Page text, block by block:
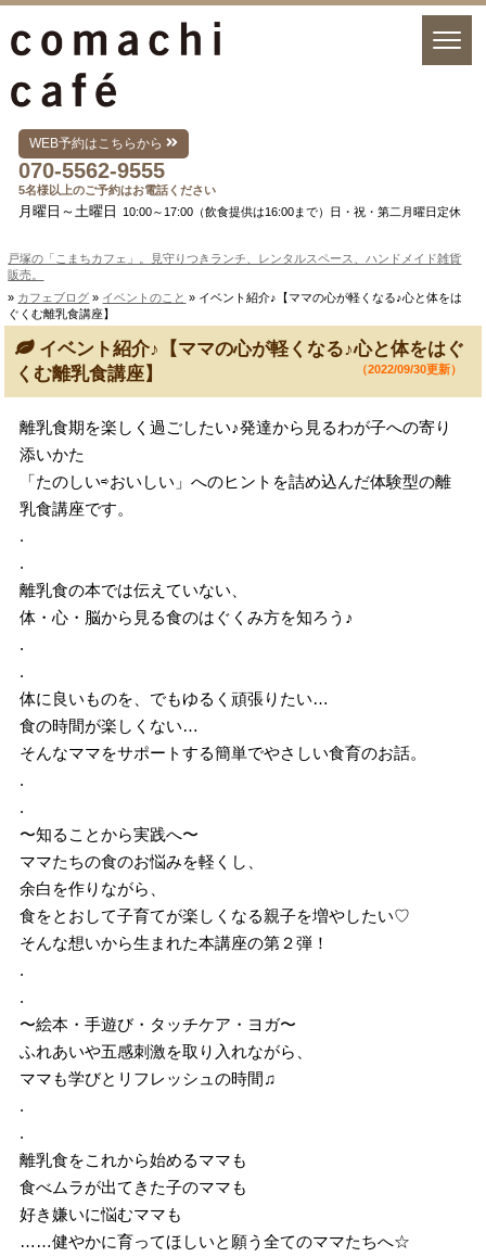
WEB予約はこちらから
070-5562-9555
5名様以上のご予約はお電話ください
月曜日～土曜日 10:00～17:00（飲食提供は16:00まで）日・祝・第二月曜日定休
戸塚の「こまちカフェ」。見守りつきランチ、レンタルスペース、ハンドメイド雑貨
販売。
» カフェブログ » イベントのこと » イベント紹介♪【ママの心が軽くなる♪心と体をは
ぐくむ離乳食講座】
イベント紹介♪【ママの心が軽くなる♪心と体をはぐ
くむ離乳食講座】
（2022/09/30更新）
離乳食期を楽しく過ごしたい♪発達から見るわが子への寄り
添いかた
「たのしい⇨おいしい」へのヒントを詰め込んだ体験型の離
乳食講座です。
.
.
離乳食の本では伝えていない、
体・心・脳から見る食のはぐくみ方を知ろう♪
.
.
体に良いものを、でもゆるく頑張りたい…
食の時間が楽しくない…
そんなママをサポートする簡単でやさしい食育のお話。
.
.
〜知ることから実践へ〜
ママたちの食のお悩みを軽くし、
余白を作りながら、
食をとおして子育てが楽しくなる親子を増やしたい♡
そんな想いから生まれた本講座の第２弾！
.
.
〜絵本・手遊び・タッチケア・ヨガ〜
ふれあいや五感刺激を取り入れながら、
ママも学びとリフレッシュの時間♫
.
.
離乳食をこれから始めるママも
食べムラが出てきた子のママも
好き嫌いに悩むママも
……健やかに育ってほしいと願う全てのママたちへ☆